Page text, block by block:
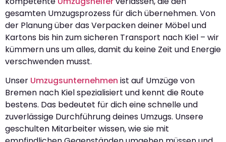
gesamten Umzugsprozess für dich übernehmen. Von
der Planung über das Verpacken deiner Möbel und
Kartons bis hin zum sicheren Transport nach Kiel – wir
kümmern uns um alles, damit du keine Zeit und Energie
verschwenden musst.
Unser Umzugsunternehmen ist auf Umzüge von
Bremen nach Kiel spezialisiert und kennt die Route
bestens. Das bedeutet für dich eine schnelle und
zuverlässige Durchführung deines Umzugs. Unsere
geschulten Mitarbeiter wissen, wie sie mit